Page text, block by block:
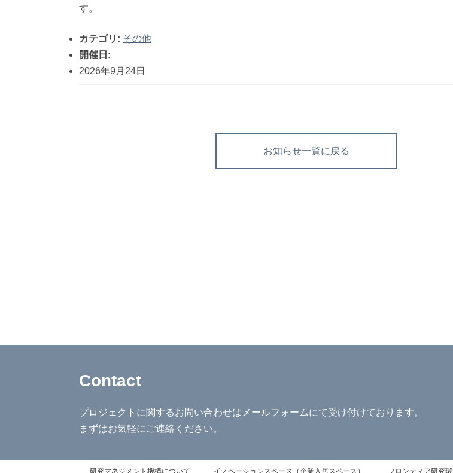
す。
カテゴリ: その他
開催日:
2026年9月24日
お知らせ一覧に戻る
Contact
プロジェクトに関するお問い合わせはメールフォームにて受け付けております。
まずはお気軽にご連絡ください。
研究マネジメント機構について イノベーションスペース（企業入居スペース） フロンティア研究環